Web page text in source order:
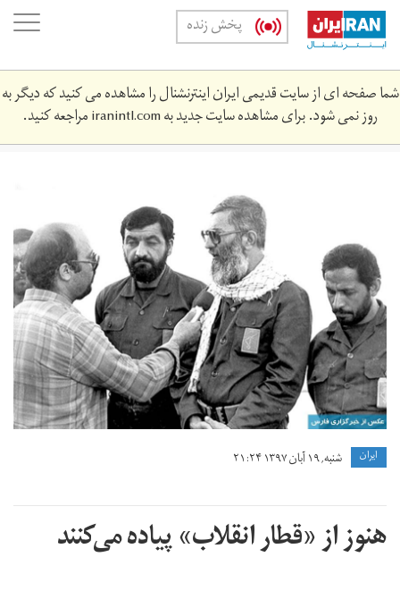
Skip
main
content
پخش زنده
شما صفحه ای از سایت قدیمی ایران اینترنشنال را مشاهده می کنید که دیگر به
روز نمی شود. برای مشاهده سایت جدید بهiranintl.comمراجعه کنید.
رضایی
رحیم
صفوی
ايران شنبه, ۱۹ آبان ۱۳۹۷ ۲۱:۲۴
هنوز از «قطار انقلاب» پیاده می‌کنند